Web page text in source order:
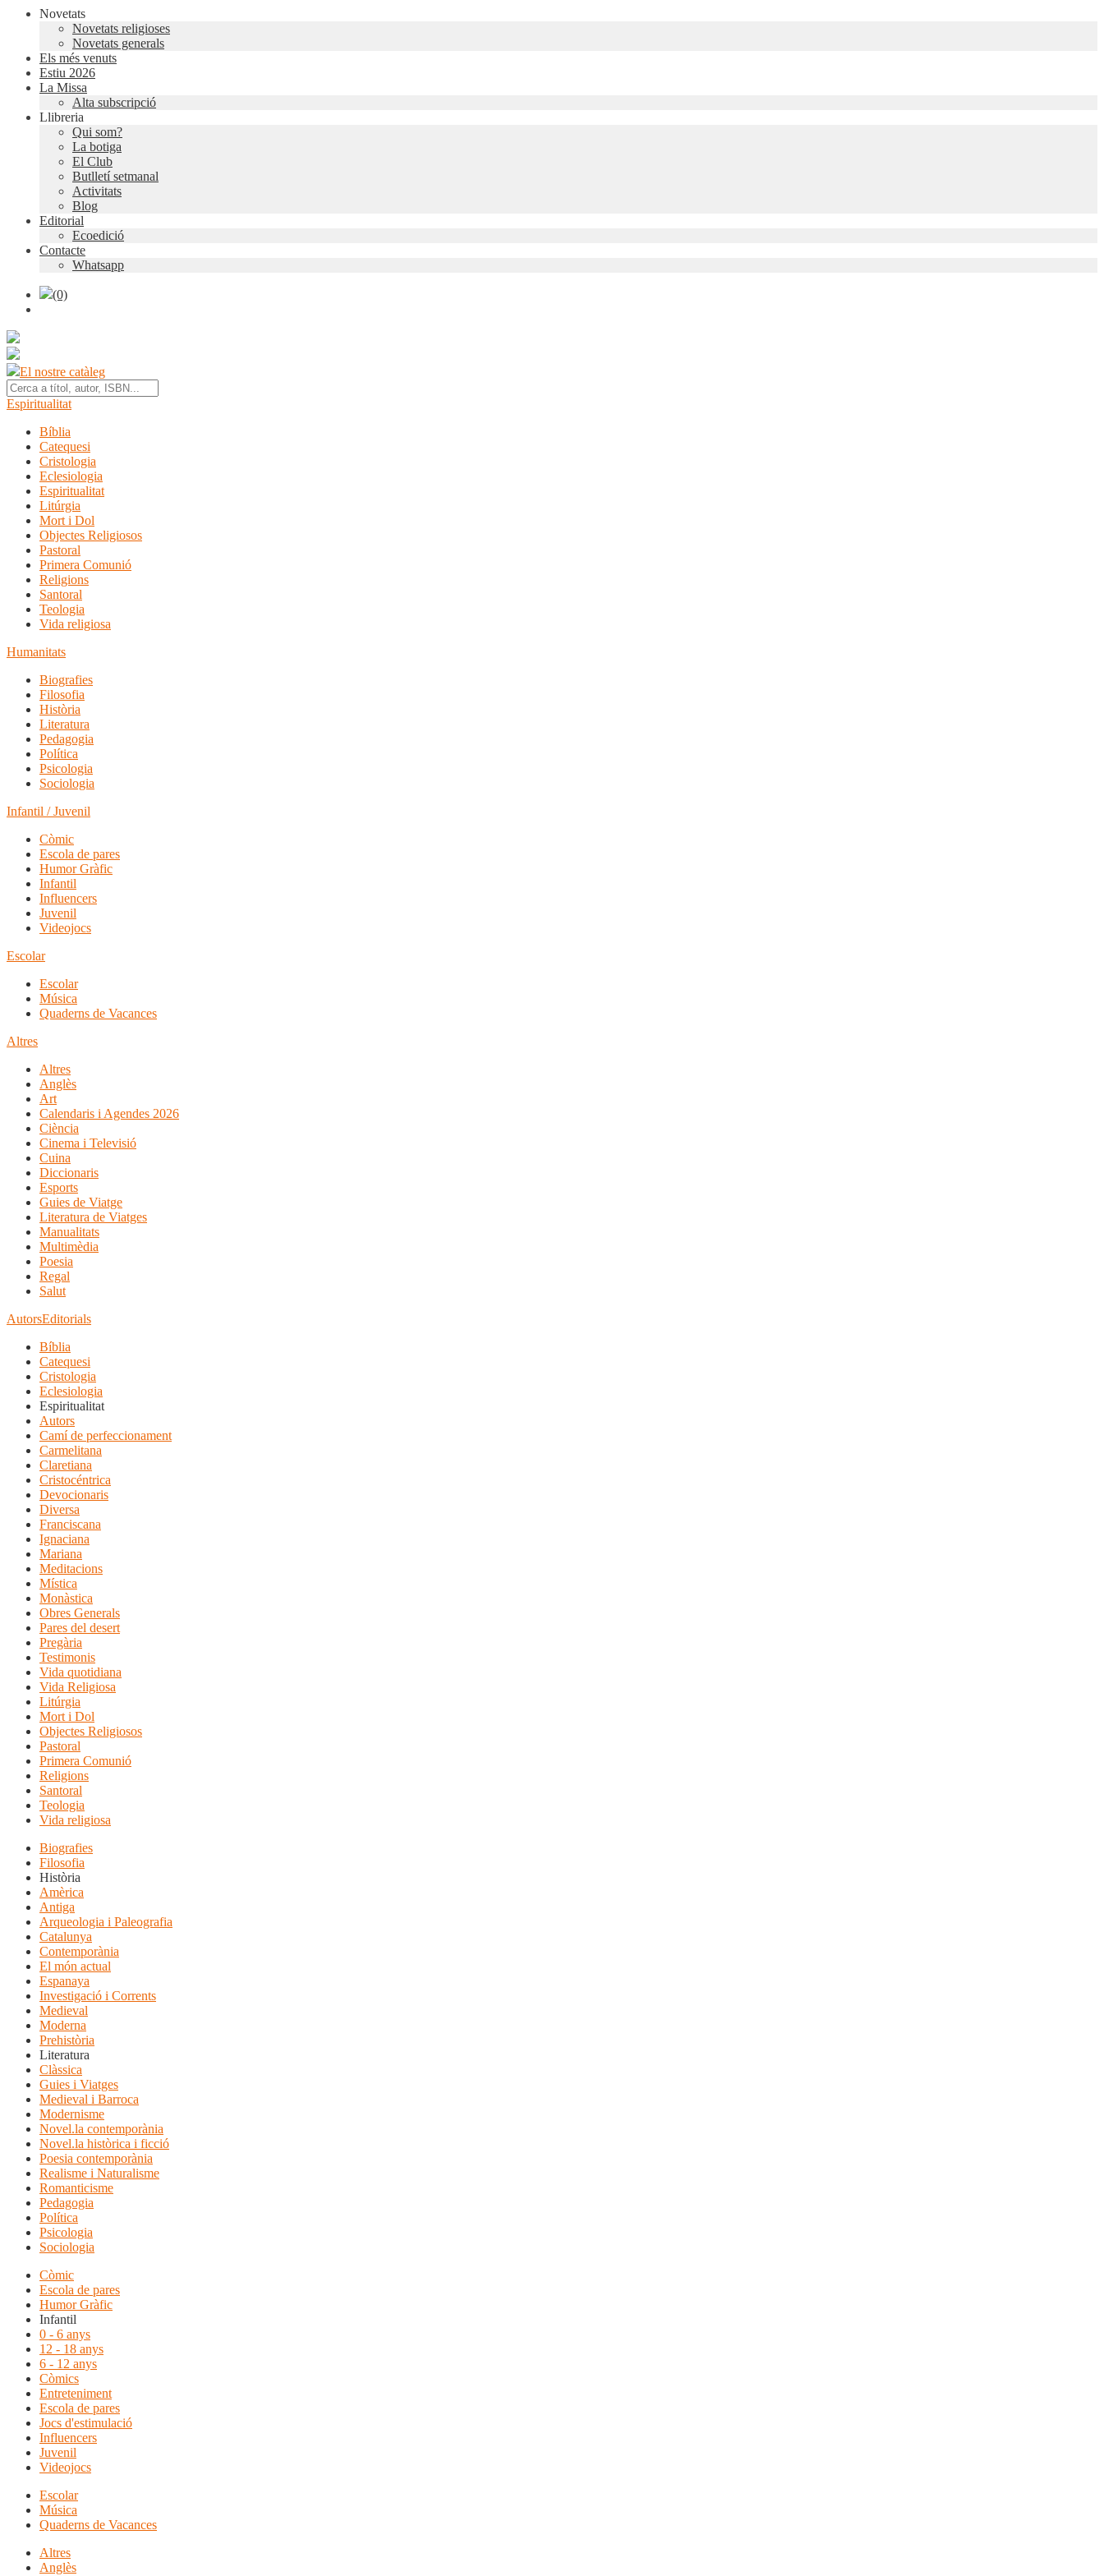
Novetats
Novetats religioses
Novetats generals
Els més venuts
Estiu 2026
La Missa
Alta subscripció
Llibreria
Qui som?
La botiga
El Club
Butlletí setmanal
Activitats
Blog
Editorial
Ecoedició
Contacte
Whatsapp
(0)
El nostre catàleg
Espiritualitat
Bíblia
Catequesi
Cristologia
Eclesiologia
Espiritualitat
Litúrgia
Mort i Dol
Objectes Religiosos
Pastoral
Primera Comunió
Religions
Santoral
Teologia
Vida religiosa
Humanitats
Biografies
Filosofia
Història
Literatura
Pedagogia
Política
Psicologia
Sociologia
Infantil / Juvenil
Còmic
Escola de pares
Humor Gràfic
Infantil
Influencers
Juvenil
Videojocs
Escolar
Escolar
Música
Quaderns de Vacances
Altres
Altres
Anglès
Art
Calendaris i Agendes 2026
Ciència
Cinema i Televisió
Cuina
Diccionaris
Esports
Guies de Viatge
Literatura de Viatges
Manualitats
Multimèdia
Poesia
Regal
Salut
AutorsEditorials
Bíblia
Catequesi
Cristologia
Eclesiologia
Espiritualitat
Autors
Camí de perfeccionament
Carmelitana
Claretiana
Cristocéntrica
Devocionaris
Diversa
Franciscana
Ignaciana
Mariana
Meditacions
Mística
Monàstica
Obres Generals
Pares del desert
Pregària
Testimonis
Vida quotidiana
Vida Religiosa
Litúrgia
Mort i Dol
Objectes Religiosos
Pastoral
Primera Comunió
Religions
Santoral
Teologia
Vida religiosa
Biografies
Filosofia
Història
Amèrica
Antiga
Arqueologia i Paleografia
Catalunya
Contemporània
El món actual
Espanaya
Investigació i Corrents
Medieval
Moderna
Prehistòria
Literatura
Clàssica
Guies i Viatges
Medieval i Barroca
Modernisme
Novel.la contemporània
Novel.la històrica i ficció
Poesia contemporània
Realisme i Naturalisme
Romanticisme
Pedagogia
Política
Psicologia
Sociologia
Còmic
Escola de pares
Humor Gràfic
Infantil
0 - 6 anys
12 - 18 anys
6 - 12 anys
Còmics
Entreteniment
Escola de pares
Jocs d'estimulació
Influencers
Juvenil
Videojocs
Escolar
Música
Quaderns de Vacances
Altres
Anglès